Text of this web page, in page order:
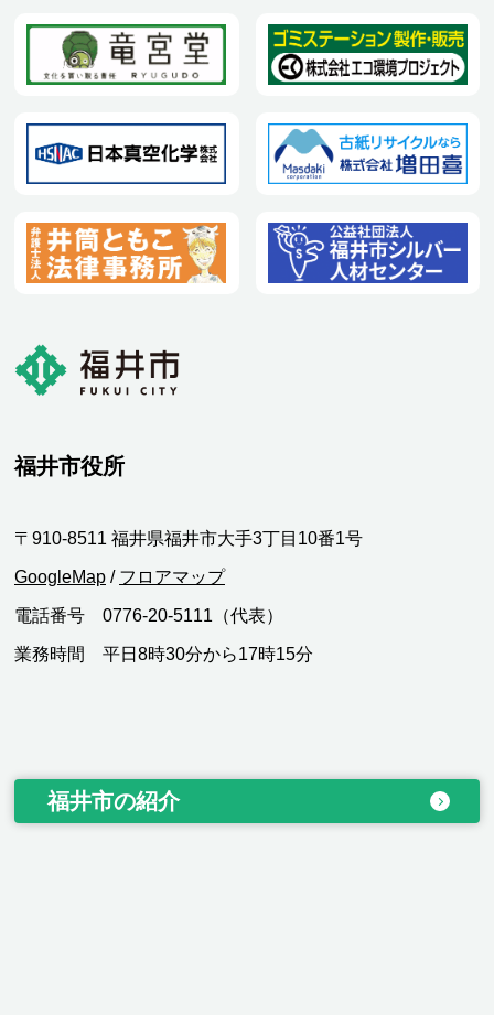
福井市役所
〒910-8511 福井県福井市大手3丁目10番1号
GoogleMap / フロアマップ
電話番号 0776-20-5111（代表）
業務時間 平日8時30分から17時15分
福井市の紹介